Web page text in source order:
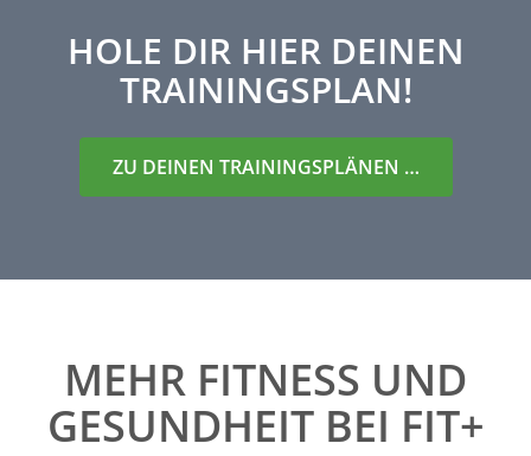
HOLE DIR HIER DEINEN
TRAININGSPLAN!
ZU DEINEN TRAININGSPLÄNEN …
MEHR FITNESS UND
GESUNDHEIT BEI FIT+